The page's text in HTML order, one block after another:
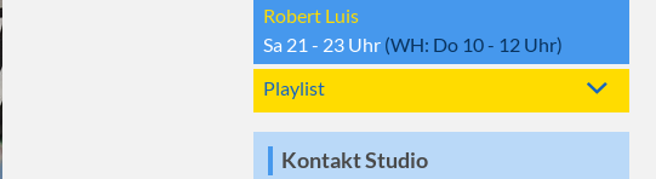
Robert Luis
Sa 21 - 23 Uhr (WH: Do 10 - 12 Uhr)
Playlist
Kontakt Studio